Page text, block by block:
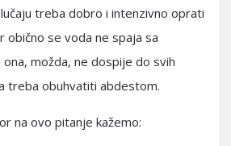
treba dobro i intenzivno oprati
se voda ne spaja sa
možda, ne dospije do svih
treba obuhvatiti abdestom.
na ovo pitanje kažemo: